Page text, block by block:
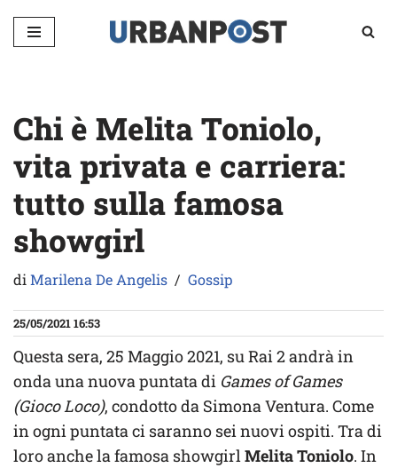
Vai
Chi è Melita Toniolo,
vita privata e carriera:
tutto sulla famosa
showgirl
diMarilena De Angelis Gossip
25/05/2021 16:53
Questa sera, 25 Maggio 2021, su Rai 2 andrà in
onda una nuova puntata di Games of Games
(Gioco Loco), condotto da Simona Ventura. Come
in ogni puntata ci saranno sei nuovi ospiti. Tra di
loro anche la famosa showgirlMelita Toniolo. In